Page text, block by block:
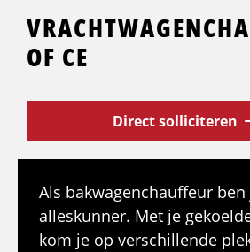
OF CE
Direct solliciteren
Als bakwagenchauffeur
alleskunner. Met je
kom je op verschillende